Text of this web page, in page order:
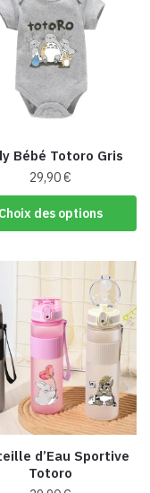
Bébé Totoro Gris
29,90€
Choix des options
Ce
produit
plusieurs
variations.
Les
options
peuvent
être
choisies
sur
page
du
d’Eau Sportive
Totoro